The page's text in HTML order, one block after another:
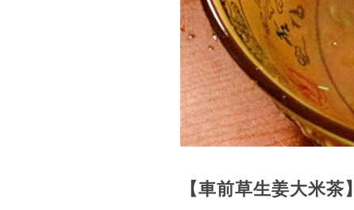
【車前草生姜大米茶】